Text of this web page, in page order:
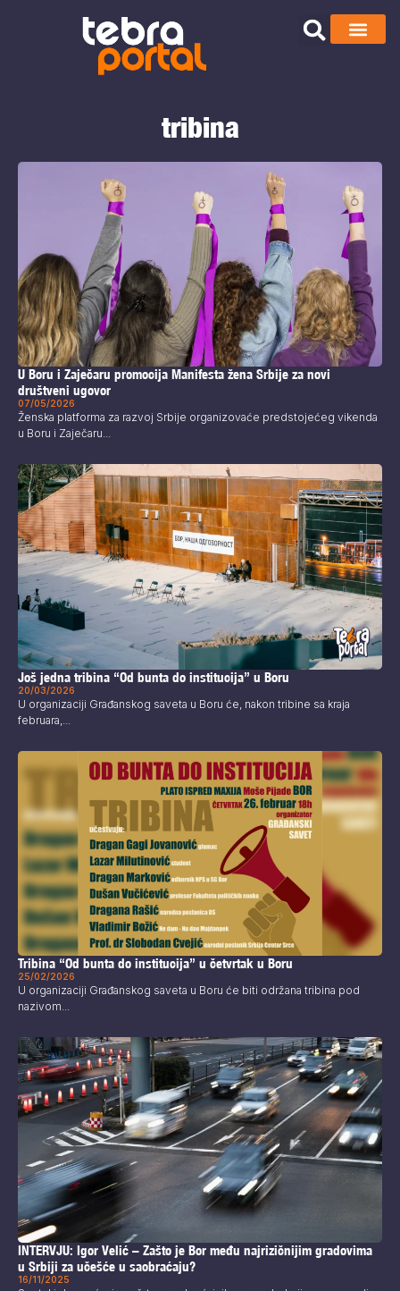
tribina
U Boru i Zaječaru promocija Manifesta žena Srbije za novi
društveni ugovor
07/05/2026
Ženska platforma za razvoj Srbije organizovaće predstojećeg vikenda
u Boru i Zaječaru...
Još jedna tribina “Od bunta do institucija” u Boru
20/03/2026
U organizaciji Građanskog saveta u Boru će, nakon tribine sa kraja
februara,...
Tribina “Od bunta do institucija” u četvrtak u Boru
25/02/2026
U organizaciji Građanskog saveta u Boru će biti održana tribina pod
nazivom...
INTERVJU: Igor Velić – Zašto je Bor među najrizičnijim gradovima
u Srbiji za učešće u saobraćaju?
16/11/2025